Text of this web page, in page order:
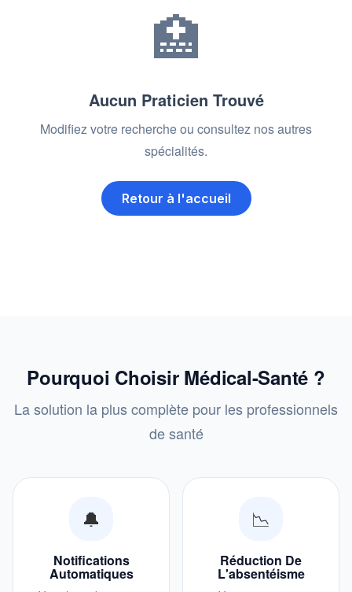
🏥
Aucun Praticien Trouvé
Modifiez votre recherche ou consultez nos autres
spécialités.
Retour à l'accueil
Pourquoi Choisir Médical-Santé ?
La solution la plus complète pour les professionnels
de santé
🔔
Notifications
Automatiques
📉
Réduction De
L'absentéisme